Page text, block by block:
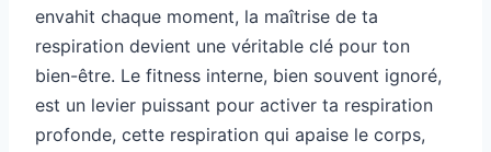
envahit chaque moment, la maîtrise de ta
respiration devient une véritable clé pour ton
bien-être. Le fitness interne, bien souvent ignoré,
est un levier puissant pour activer ta respiration
profonde, cette respiration qui apaise le corps,